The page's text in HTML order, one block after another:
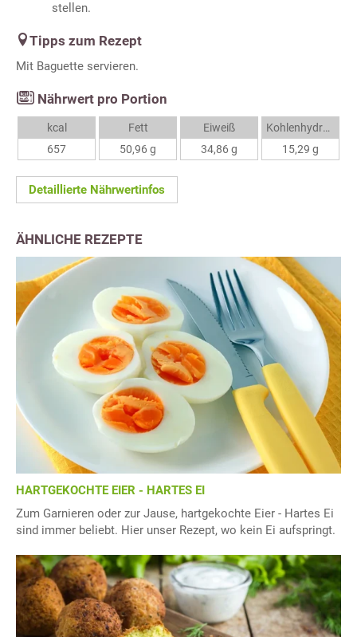
stellen.
Tipps zum Rezept
Mit Baguette servieren.
Nährwert pro Portion
kcal
657
Fett
50,96 g
Eiweiß
34,86 g
Kohlenhydrate
15,29 g
Detaillierte Nährwertinfos
ÄHNLICHE REZEPTE
HARTGEKOCHTE EIER - HARTES EI
Zum Garnieren oder zur Jause, hartgekochte Eier - Hartes Ei
sind immer beliebt. Hier unser Rezept, wo kein Ei aufspringt.